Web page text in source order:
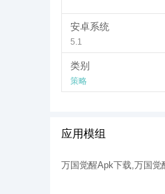
安卓系统
5.1
类别
策略
应用模组
万国觉醒Apk下载,万国